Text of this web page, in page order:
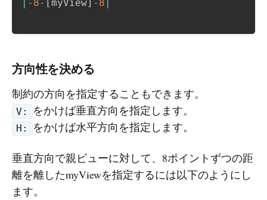
|- 8- myView - 8
方向性を決める
制約の方向を指定することもできます。
V: をかけば垂直方向を指定します。
H: をかけば水平方向を指定します。
垂直方向で親ビューに対して、8ポイントずつの距
離を離したmyViewを指定するには以下のようにし
ます。